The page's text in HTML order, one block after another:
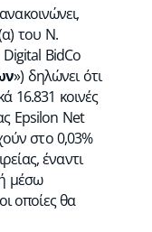
του Ν.
BidCo
») δηλώνει ότι
16.831 κοινές
Epsilon Net
στο 0,03%
έναντι
μέσω
οποίες θα